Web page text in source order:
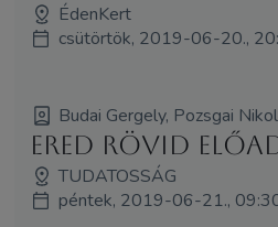
ÉdenKert
csütörtök, 2019-06-20.,
Budai Gergely, Pozsgai
ERED rövid
TUDATOSSÁG
péntek, 2019-06-21.,